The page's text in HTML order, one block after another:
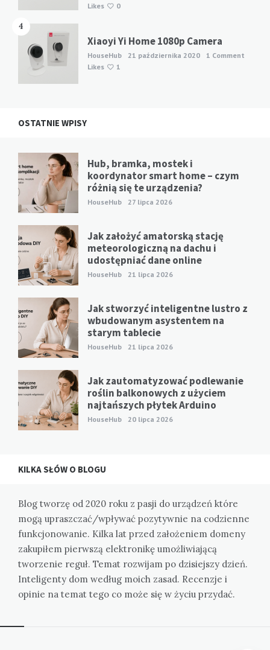
Likes
0
4
Xiaoyi Yi Home 1080p Camera
HouseHub 21 października 2020
1 Comment
Likes
1
OSTATNIE WPISY
Hub, bramka, mostek i
koordynator smart home – czym
różnią się te urządzenia?
HouseHub 27 lipca 2026
Jak założyć amatorską stację
meteorologiczną na dachu i
udostępniać dane online
HouseHub 21 lipca 2026
Jak stworzyć inteligentne lustro z
wbudowanym asystentem na
starym tablecie
HouseHub 21 lipca 2026
Jak zautomatyzować podlewanie
roślin balkonowych z użyciem
najtańszych płytek Arduino
HouseHub 20 lipca 2026
KILKA SŁÓW O BLOGU
Blog tworzę od 2020 roku z pasji do urządzeń które
mogą upraszczać/wpływać pozytywnie na codzienne
funkcjonowanie. Kilka lat przed założeniem domeny
zakupiłem pierwszą elektronikę umożliwiającą
tworzenie reguł. Temat rozwijam po dzisiejszy dzień.
Inteligenty dom według moich zasad. Recenzje i
opinie na temat tego co może się w życiu przydać.